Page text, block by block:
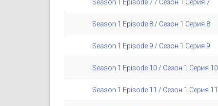
Season 1 Episode 7 / Сезон 1 Серия 7
Season 1 Episode 8 / Сезон 1 Серия 8
Season 1 Episode 9 / Сезон 1 Серия 9
Season 1 Episode 10 / Сезон 1 Серия 10
Season 1 Episode 11 / Сезон 1 Серия 11